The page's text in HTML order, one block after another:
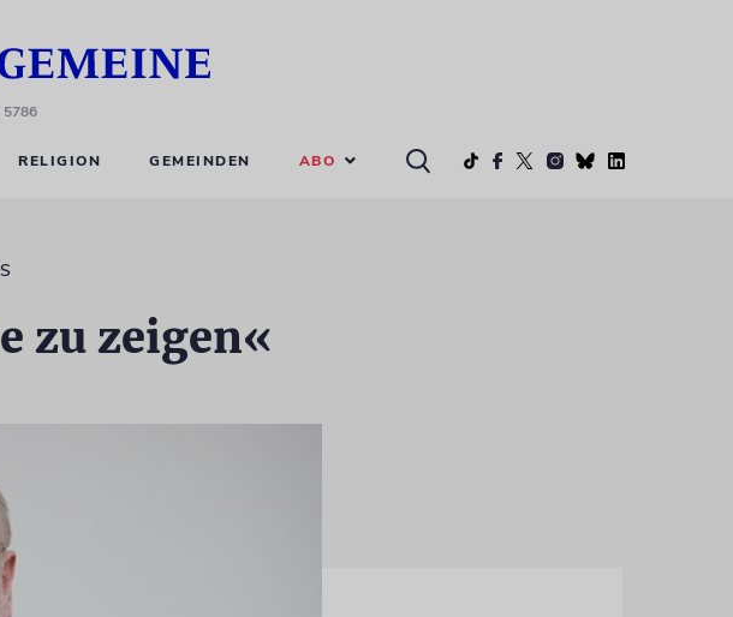
5786
RELIGION GEMEINDEN ABO
zu zeigen«